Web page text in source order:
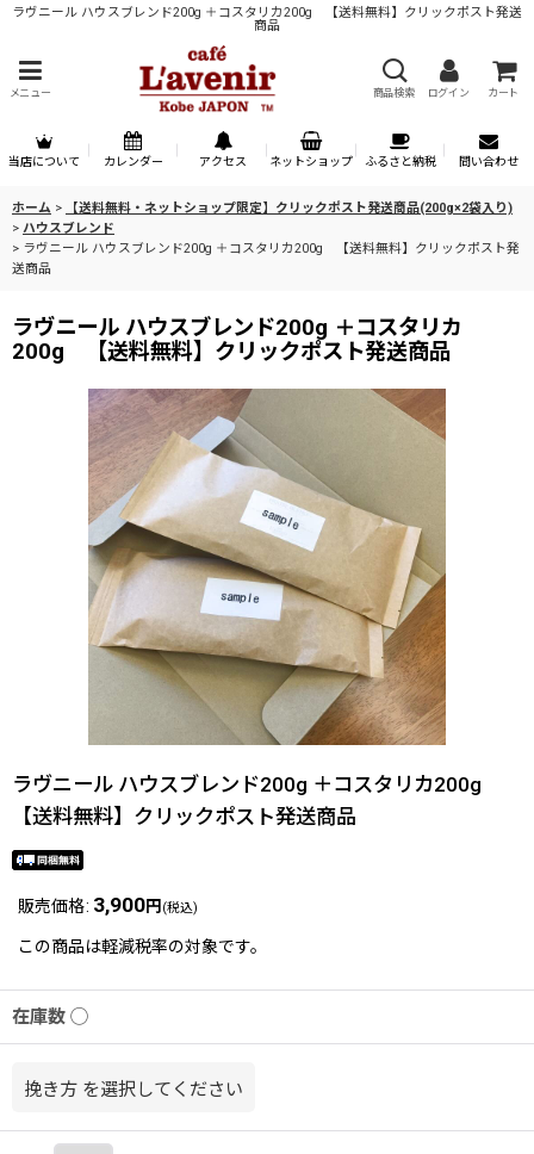
ラヴニール ハウスブレンド200g ＋コスタリカ200g 【送料無料】クリックポスト発送
商品
メニュー 商品検索 ログイン カート
当店について カレンダー アクセス ネットショップ ふるさと納税 問い合わせ
ホーム >
【送料無料・ネットショップ限定】クリックポスト発送商品(200g×2袋入り)
> ハウスブレンド
> ラヴニール ハウスブレンド200g ＋コスタリカ200g 【送料無料】クリックポスト発
送商品
ラヴニール ハウスブレンド200g ＋コスタリカ
200g 【送料無料】クリックポスト発送商品
ラヴニール ハウスブレンド200g ＋コスタリカ200g
【送料無料】クリックポスト発送商品
販売価格: 3,900円 (税込)
この商品は軽減税率の対象です。
在庫数 ◯
挽き方 を選択してください